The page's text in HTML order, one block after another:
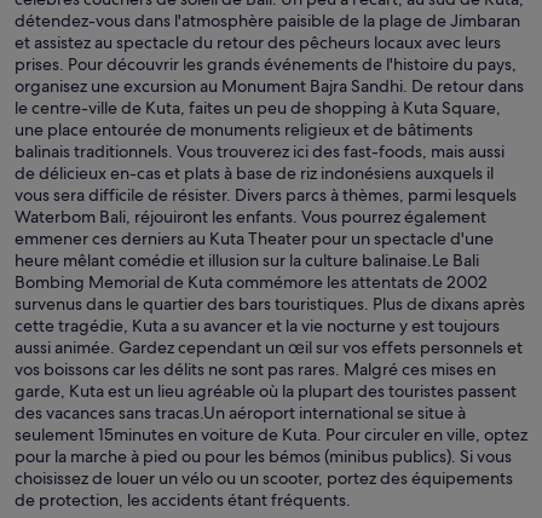
détendez-vous dans l'atmosphère paisible de la plage de Jimbaran
et assistez au spectacle du retour des pêcheurs locaux avec leurs
prises. Pour découvrir les grands événements de l'histoire du pays,
organisez une excursion au Monument Bajra Sandhi. De retour dans
le centre-ville de Kuta, faites un peu de shopping à Kuta Square,
une place entourée de monuments religieux et de bâtiments
balinais traditionnels. Vous trouverez ici des fast-foods, mais aussi
de délicieux en-cas et plats à base de riz indonésiens auxquels il
vous sera difficile de résister. Divers parcs à thèmes, parmi lesquels
Waterbom Bali, réjouiront les enfants. Vous pourrez également
emmener ces derniers au Kuta Theater pour un spectacle d'une
heure mêlant comédie et illusion sur la culture balinaise.Le Bali
Bombing Memorial de Kuta commémore les attentats de 2002
survenus dans le quartier des bars touristiques. Plus de dixans après
cette tragédie, Kuta a su avancer et la vie nocturne y est toujours
aussi animée. Gardez cependant un œil sur vos effets personnels et
vos boissons car les délits ne sont pas rares. Malgré ces mises en
garde, Kuta est un lieu agréable où la plupart des touristes passent
des vacances sans tracas.Un aéroport international se situe à
seulement 15minutes en voiture de Kuta. Pour circuler en ville, optez
pour la marche à pied ou pour les bémos (minibus publics). Si vous
choisissez de louer un vélo ou un scooter, portez des équipements
de protection, les accidents étant fréquents.